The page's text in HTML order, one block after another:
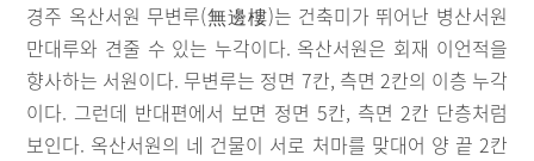
경주 옥산서원 무변루(無邊樓)는 건축미가 뛰어난 병산서원
만대루와 견줄 수 있는 누각이다. 옥산서원은 회재 이언적을
향사하는 서원이다. 무변루는 정면 7칸, 측면 2칸의 이층 누각
이다. 그런데 반대편에서 보면 정면 5칸, 측면 2칸 단층처럼
보인다. 옥산서원의 네 건물이 서로 처마를 맞대어 양 끝 2칸